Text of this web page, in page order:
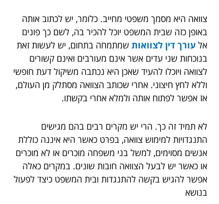
צוואה היא מסמך משפטי מחייב. כלומר, יש לכתוב אותה
באופן כזה שבית המשפט יוכל להכיר בה, לשם כך פונים
אל עורך דין לצוואות שמתמחה בתחום, יש לעשות זאת
בנוכחות שני עדים אשר אינם מעורבים ואינם קשורים
לצוואה ויוכלו להעיד שאכן היא נכתבה משיקול דעת חופשי
וללא לחץ חיצוני. אחרי שכותב הצוואה מסתלק מן העולם,
אז אפשר לפתוח אותה ולמלא אחרי בקשתו.
לא תמיד זה כך. הרי יש מקרים רבים בהם מגישים
התנגדויות למימוש צוואה, בפרט כאשר היא איננה כוללת
אנשים מסוימים, למשל בני משפחה מוכרים או לא מוכרים
או כאשר יש לבעל הצוואה חובות שונים. במקרים כאלה
אפשר להגיש בקשה להתנגדות ובית המשפט כיצד לפעול
בנושא